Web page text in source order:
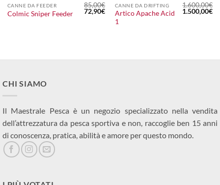
CANNE DA FEEDER
Colmic Sniper Feeder
85,00€
Il
prezzo
72,90€Il
prezzo
attuale
CANNE DA DRIFTING
Artico Apache Acid
1
1.600,00€
Il
prezzo
1.500,00€Il
CHI SIAMO
Il Maestrale Pesca è un negozio specializzato nella vendita
dell’attrezzatura da pesca sportiva e non, raccoglie ben 15 anni
di conoscenza, pratica, abilità e amore per questo mondo.